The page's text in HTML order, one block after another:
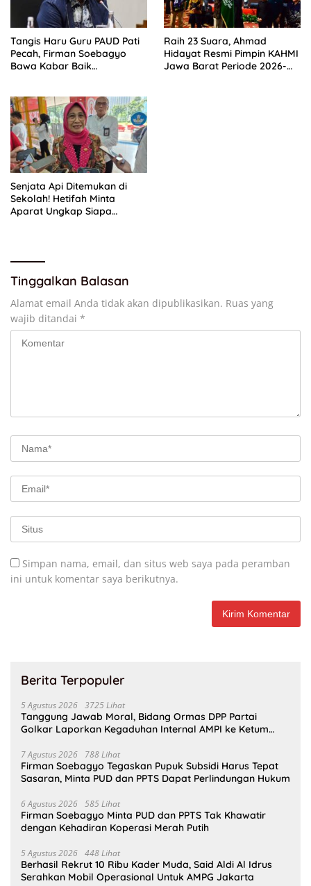
Tangis Haru Guru PAUD Pati
Pecah, Firman Soebagyo
Bawa Kabar Baik
Raih 23 Suara, Ahmad
Hidayat Resmi Pimpin KAHMI
Jawa Barat Periode 2026-
Senjata Api Ditemukan di
Sekolah! Hetifah Minta
Aparat Ungkap Siapa
Tinggalkan Balasan
Alamat email Anda tidak akan dipublikasikan. Ruas yang
wajib ditandai *
Simpan nama, email, dan situs web saya pada peramban
ini untuk komentar saya berikutnya.
Berita Terpopuler
5 Agustus 2026 3725 Lihat
Tanggung Jawab Moral, Bidang Ormas DPP Partai
Golkar Laporkan Kegaduhan Internal AMPI ke Ketum
7 Agustus 2026 788 Lihat
Firman Soebagyo Tegaskan Pupuk Subsidi Harus Tepat
Sasaran, Minta PUD dan PPTS Dapat Perlindungan Hukum
6 Agustus 2026 585 Lihat
Firman Soebagyo Minta PUD dan PPTS Tak Khawatir
dengan Kehadiran Koperasi Merah Putih
5 Agustus 2026 448 Lihat
Berhasil Rekrut 10 Ribu Kader Muda, Said Aldi Al Idrus
Serahkan Mobil Operasional Untuk AMPG Jakarta